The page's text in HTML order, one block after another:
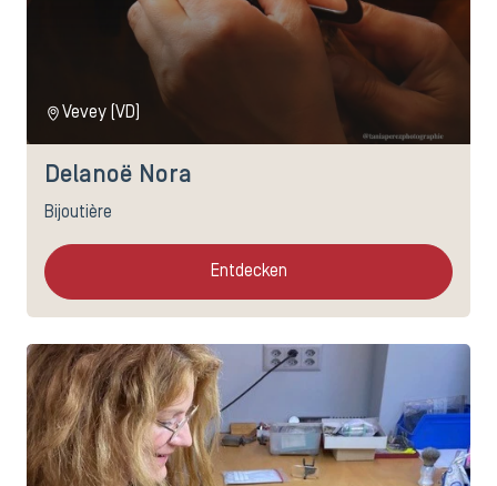
Vevey (VD)
Delanoë Nora
Bijoutière
Entdecken